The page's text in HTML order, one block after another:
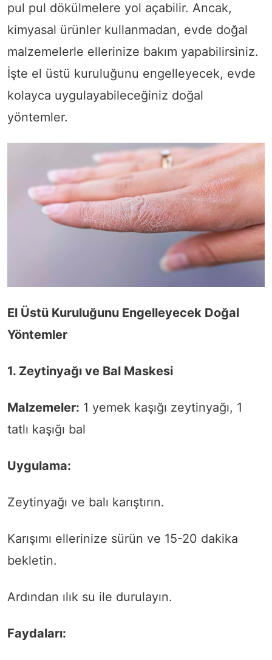
pul pul dökülmelere yol açabilir. Ancak,
kimyasal ürünler kullanmadan, evde doğal
malzemelerle ellerinize bakım yapabilirsiniz.
İşte el üstü kuruluğunu engelleyecek, evde
kolayca uygulayabileceğiniz doğal
yöntemler.
El Üstü Kuruluğunu Engelleyecek Doğal
Yöntemler
1. Zeytinyağı ve Bal Maskesi
Malzemeler: 1 yemek kaşığı zeytinyağı, 1
tatlı kaşığı bal
Uygulama:
Zeytinyağı ve balı karıştırın.
Karışımı ellerinize sürün ve 15-20 dakika
bekletin.
Ardından ılık su ile durulayın.
Faydaları: